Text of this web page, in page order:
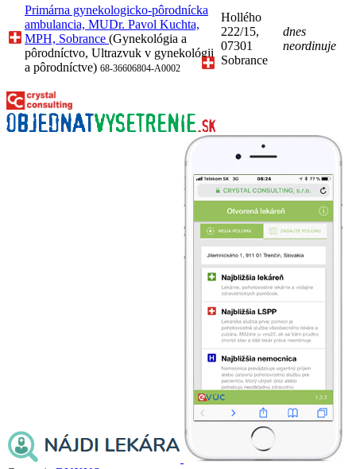
Primárna gynekologicko-pôrodnícka
ambulancia, MUDr. Pavol Kuchta,
MPH, Sobrance (Gynekológia a
pôrodníctvo, Ultrazvuk v gynekológii
a pôrodníctve) 68-36606804-A0002
Hollého
222/15,
07301
Sobrance
dnes
neordinuje